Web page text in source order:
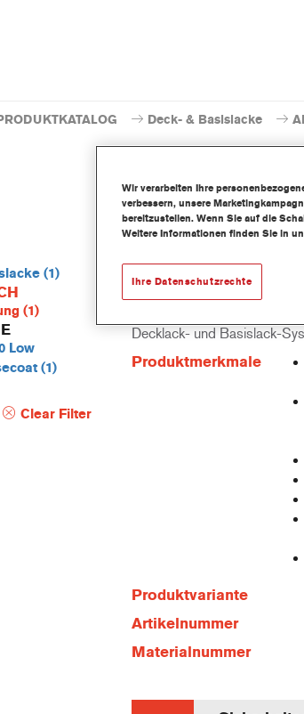
Deck- & Basislacke
(1)
(1)
Low
(1)
Clear Filter
Decklack- und Basislack-
Produktmerkmale
Produktvariante
Artikelnummer
Materialnummer
Wir verarbeiten Ihre
verbessern, unsere
bereitzustellen. Wenn Sie auf die
Weitere Informationen finden Sie in
Ihre Datenschutzrechte